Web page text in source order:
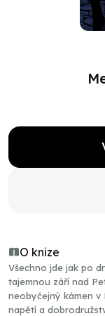
O knize
Všechno jde jak po
tajemnou září nad
neobyčejný kámen v
napětí a